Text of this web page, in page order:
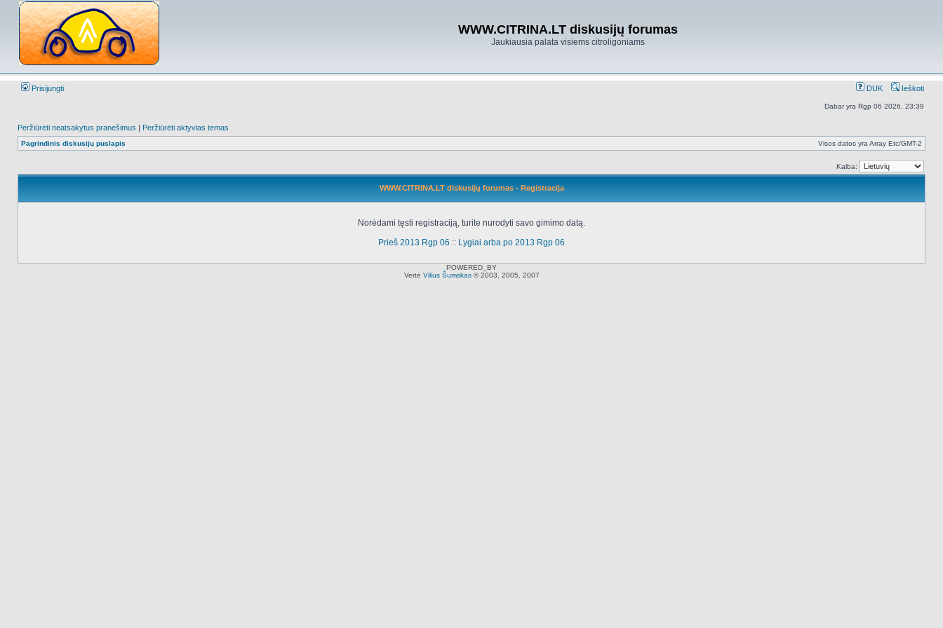
WWW.CITRINA.LT diskusijų forumas
Jaukiausia palata visiems citroligoniams
Prisijungti DUK Ieškoti
Dabar yra Rgp 06 2026, 23:39
Peržiūrėti neatsakytus pranešimus | Peržiūrėti aktyvias temas
Pagrindinis diskusijų puslapis Visos datos yra Array Etc/GMT-2
Kalba:
WWW.CITRINA.LT diskusijų forumas - Registracija
Norėdami tęsti registraciją, turite nurodyti savo gimimo datą.
Prieš 2013 Rgp 06 :: Lygiai arba po 2013 Rgp 06
POWERED_BY
Vertė Vilius Šumskas© 2003, 2005, 2007